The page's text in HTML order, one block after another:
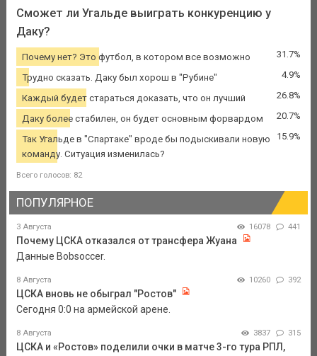
Сможет ли Угальде выиграть конкуренцию у
Даку?
Почему нет? Это футбол, в котором все возможно 31.7%
Трудно сказать. Даку был хорош в "Рубине" 4.9%
Каждый будет стараться доказать, что он лучший 26.8%
Даку более стабилен, он будет основным форвардом 20.7%
Так Угальде в "Спартаке" вроде бы подыскивали новую
команду. Ситуация изменилась?
15.9%
Всего голосов: 82
ПОПУЛЯРНОЕ
3 Августа 16078 441
Почему ЦСКА отказался от трансфера Жуана
Данные Bobsoccer.
8 Августа 10260 392
ЦСКА вновь не обыграл "Ростов"
Сегодня 0:0 на армейской арене.
8 Августа 3837 315
ЦСКА и «Ростов» поделили очки в матче 3-го тура РПЛ,